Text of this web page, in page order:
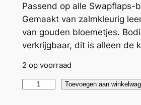
Passend op alle Swapflaps-
Gemaakt van zalmkleurig
van gouden bloemetjes.
verkrijgbaar, dit is alleen de
2 op voorraad
Toevoegen aan